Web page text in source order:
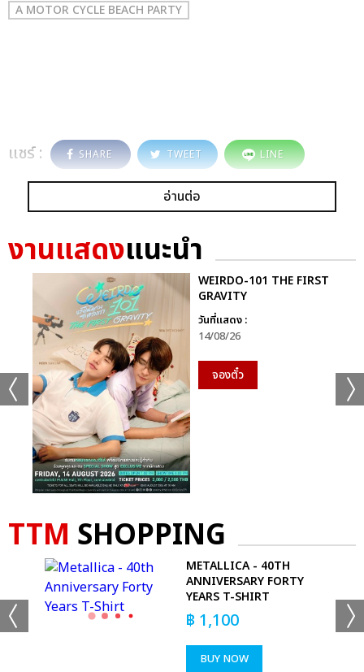
A MOTOR CYCLE BEACH PARTY
แชร์ : SHARE TWEET LINE
อ่านต่อ
งานแสดงแนะนำ
WEIRDO-101 THE FIRST
GRAVITY
วันที่แสดง :
14/08/26
จองตั๋ว
TTM SHOPPING
METALLICA - 40TH
ANNIVERSARY FORTY
YEARS T-SHIRT
฿ 1,100
BUY NOW